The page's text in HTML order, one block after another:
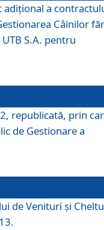
a
Câinilor
S.A. pentru
republicată, prin
de Gestionare a
de Venituri şi